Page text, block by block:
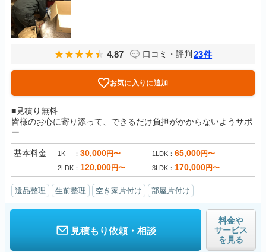
4.87 口コミ・評判 23件
お気に入りに追加
■見積り無料
皆様のお心に寄り添って、できるだけ負担がかからないようサポ
ー...
基本料金 1K 30,000円〜 1LDK 65,000円〜
2LDK 120,000円〜 3LDK 170,000円〜
遺品整理 生前整理 空き家片付け 部屋片付け
見積もり依頼・相談
料金や
サービス
を見る